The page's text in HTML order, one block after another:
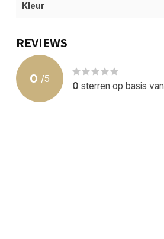
Kleur
REVIEWS
0 /5
0 sterren op basis van